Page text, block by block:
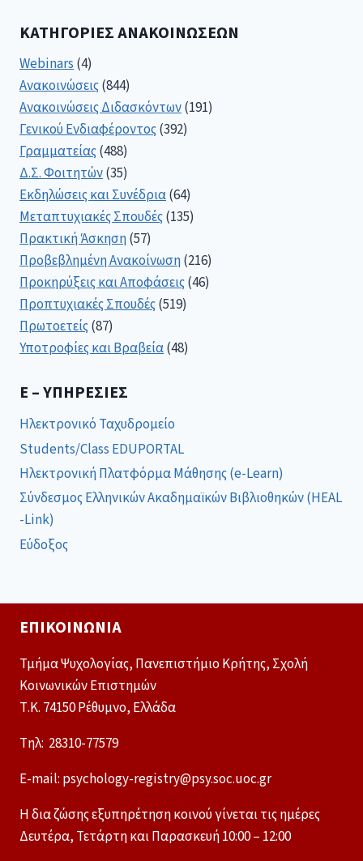
ΚΑΤΗΓΟΡΊΕΣ ΑΝΑΚΟΙΝΏΣΕΩΝ
Webinars(4)
Ανακοινώσεις(844)
Ανακοινώσεις Διδασκόντων(191)
Γενικού Ενδιαφέροντος(392)
Γραμματείας(488)
Δ.Σ. Φοιτητών(35)
Εκδηλώσεις και Συνέδρια(64)
Μεταπτυχιακές Σπουδές(135)
Πρακτική Άσκηση(57)
Προβεβλημένη Ανακοίνωση(216)
Προκηρύξεις και Αποφάσεις(46)
Προπτυχιακές Σπουδές(519)
Πρωτοετείς(87)
Υποτροφίες και Βραβεία(48)
E – ΥΠΗΡΕΣΊΕΣ
Ηλεκτρονικό Ταχυδρομείο
Students/Class EDUPORTAL
Ηλεκτρονική Πλατφόρμα Μάθησης (e-Learn)
Σύνδεσμος Ελληνικών Ακαδημαϊκών Βιβλιοθηκών (HEAL
-Link)
Εύδοξος
ΕΠΙΚΟΙΝΩΝΊΑ
Τμήμα Ψυχολογίας, Πανεπιστήμιο Κρήτης, Σχολή
Κοινωνικών Επιστημών
Τ.Κ. 74150 Ρέθυμνο, Ελλάδα
Tηλ: 28310-77579
E-mail: psychology-registry@psy.soc.uoc.gr
Η δια ζώσης εξυπηρέτηση κοινού γίνεται τις ημέρες
Δευτέρα, Τετάρτη και Παρασκευή 10:00 – 12:00